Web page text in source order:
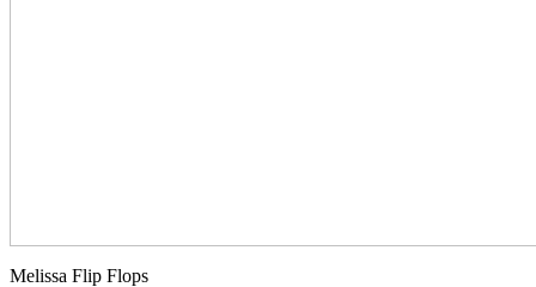
Melissa Flip Flops